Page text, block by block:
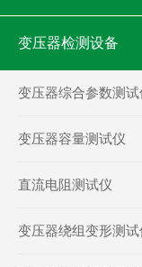
变压器检测设备
变压器综合参数测试
变压器容量测试仪
直流电阻测试仪
变压器绕组变形测试